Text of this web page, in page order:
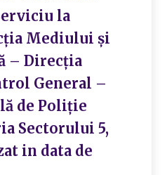
la
Mediului și
– Direcția
General –
de Poliție
Sectorului 5,
in data de